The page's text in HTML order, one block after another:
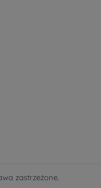
zastrzeżone.